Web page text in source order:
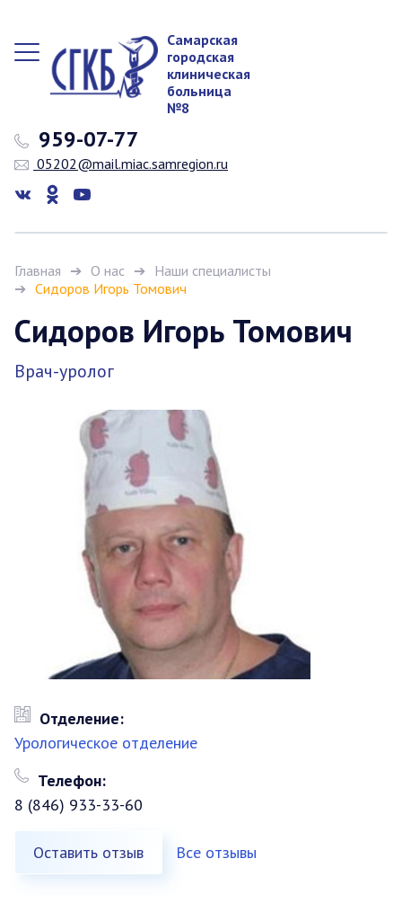
Самарская
городская
клиническая
больница
№8
959-07-77
05202@mail.miac.samregion.ru
Главная О нас
Наши специалисты
Сидоров Игорь Томович
Сидоров Игорь Томович
Врач-уролог
Отделение:
Урологическое отделение
Телефон:
8 (846) 933-33-60
Оставить отзыв Все отзывы